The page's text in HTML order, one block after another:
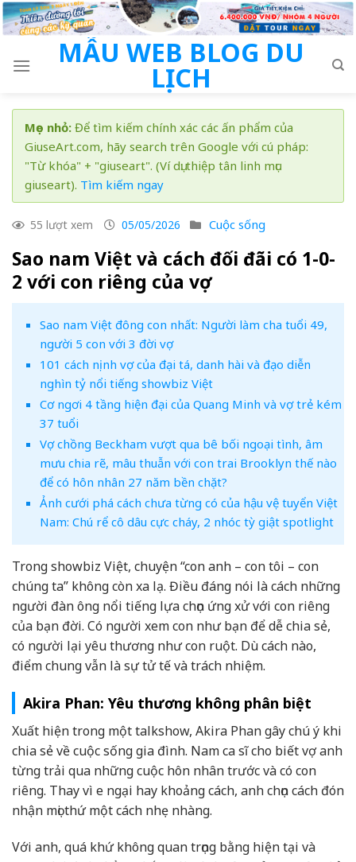
Skip
to
MẪU WEB BLOG DU
LỊCH
Mẹo nhỏ: Để tìm kiếm chính xác các ấn phẩm của
GiuseArt.com, hãy search trên Google với cú pháp:
"Từ khóa" + "giuseart". (Ví dụ: thiệp tân linh mục
giuseart). Tìm kiếm ngay
55 lượt xem 05/05/2026 Cuộc sống
Sao nam Việt và cách đối đãi có 1-0-
2 với con riêng của vợ
Sao nam Việt đông con nhất: Người làm cha tuổi 49,
người 5 con với 3 đời vợ
101 cách nịnh vợ của đại tá, danh hài và đạo diễn
nghìn tỷ nổi tiếng showbiz Việt
Cơ ngơi 4 tầng hiện đại của Quang Minh và vợ trẻ kém
37 tuổi
Vợ chồng Beckham vượt qua bê bối ngoại tình, âm
mưu chia rẽ, mâu thuẫn với con trai Brooklyn thế nào
để có hôn nhân 27 năm bền chặt?
Ảnh cưới phá cách chưa từng có của hậu vệ tuyển Việt
Nam: Chú rể cô dâu cực cháy, 2 nhóc tỳ giật spotlight
Trong showbiz Việt, chuyện “con anh – con tôi – con
chúng ta” không còn xa lạ. Điều đáng nói là cách những
người đàn ông nổi tiếng lựa chọn ứng xử với con riêng
của bạn đời. Có người xem con như bạn để dễ chia sẻ,
có người lại yêu thương như con ruột. Dù cách nào,
điểm chung vẫn là sự tử tế và trách nhiệm.
Akira Phan: Yêu thương không phân biệt
Xuất hiện trong một talkshow, Akira Phan gây chú ý khi
chia sẻ về cuộc sống gia đình. Nam ca sĩ cho biết vợ anh
từng trải qua những cuộc hôn nhân trước và có con
riêng. Thay vì e ngại hay khoảng cách, anh chọn cách đón
nhận mọi thứ một cách nhẹ nhàng.
Với anh, quá khứ không quan trọng bằng hiện tại và